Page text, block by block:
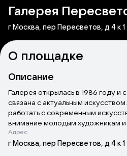
Галерея
г Москва, пер Пересветов, д 4 к 1
О площадке
Описание
Галерея открылась в 1986 году и
связана с актуальным
работать с современным
внимание молодым художникам
актуализируя свою историю.
В галерее регулярно проходят
Адрес
г Москва, пер Пересветов, д 4 к 1